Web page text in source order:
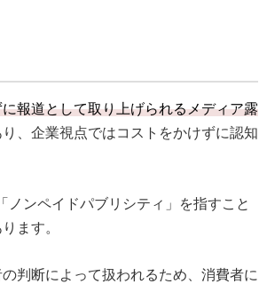
報道として取り上げられるメディア露
、企業視点ではコストをかけずに認知
ンペイドパブリシティ」を指すこと
ます。
判断によって扱われるため、消費者に